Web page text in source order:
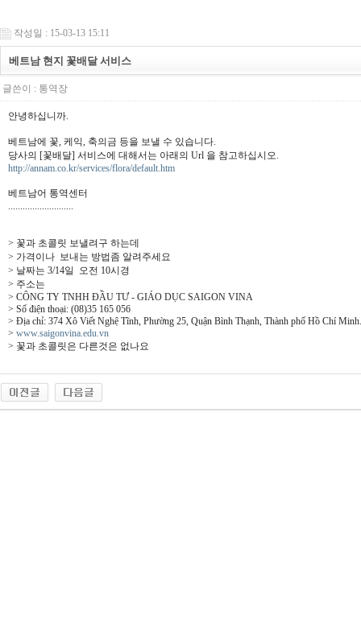
작성일 : 15-03-13 15:11
베트남 현지 꽃배달 서비스
글쓴이 : 통역장
안녕하십니까.
베트남에 꽃, 케익, 축의금 등을 보낼 수 있습니다.
당사의 [꽃배달] 서비스에 대해서는 아래의 Url 을 참고하십시오.
http://annam.co.kr/services/flora/default.htm
베트남어 통역센터
...........................
> 꽃과 초콜릿 보낼려구 하는데
> 가격이나 보내는 방법좀 알려주세요
> 날짜는 3/14일 오전 10시경
> 주소는
> CÔNG TY TNHH ĐẦU TƯ - GIÁO DỤC SAIGON VINA
> Số điện thoại: (08)35 165 056
> Địa chỉ: 374 Xô Viết Nghệ Tĩnh, Phường 25, Quận Bình Thạnh, Thành phố Hồ Chí Minh.
> www.saigonvina.edu.vn
> 꽃과 초콜릿은 다른것은 없나요